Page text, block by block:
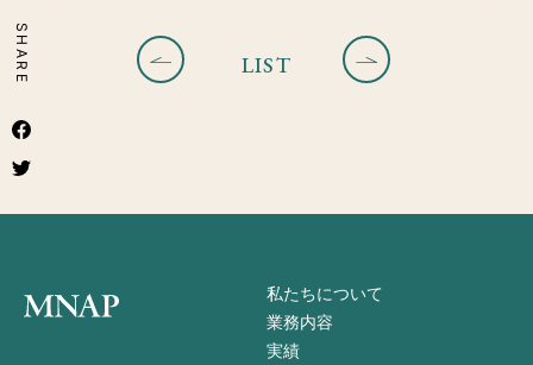
SHARE LIST
私たちについて
業務内容
実績